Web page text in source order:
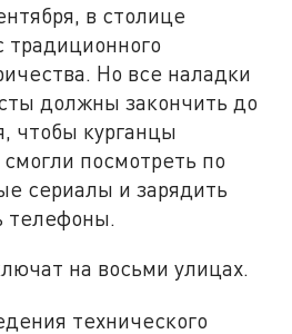
в столице
традиционного
Но все наладки
должны закончить до
чтобы курганцы
посмотреть по
сериалы и зарядить
телефоны.
на восьми улицах.
технического